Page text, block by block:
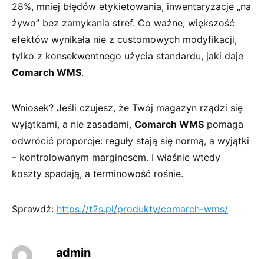
28%, mniej błędów etykietowania, inwentaryzacje „na
żywo” bez zamykania stref. Co ważne, większość
efektów wynikała nie z customowych modyfikacji,
tylko z konsekwentnego użycia standardu, jaki daje
Comarch WMS.
Wniosek? Jeśli czujesz, że Twój magazyn rządzi się
wyjątkami, a nie zasadami, Comarch WMS pomaga
odwrócić proporcje: reguły stają się normą, a wyjątki
– kontrolowanym marginesem. I właśnie wtedy
koszty spadają, a terminowość rośnie.
Sprawdź: https://t2s.pl/produkty/comarch-wms/
admin